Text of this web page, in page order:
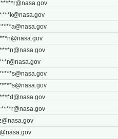
r@nasa.gov
k@nasa.gov
a@nasa.gov
n@nasa.gov
n@nasa.gov
r@nasa.gov
s@nasa.gov
s@nasa.gov
d@nasa.gov
r@nasa.gov